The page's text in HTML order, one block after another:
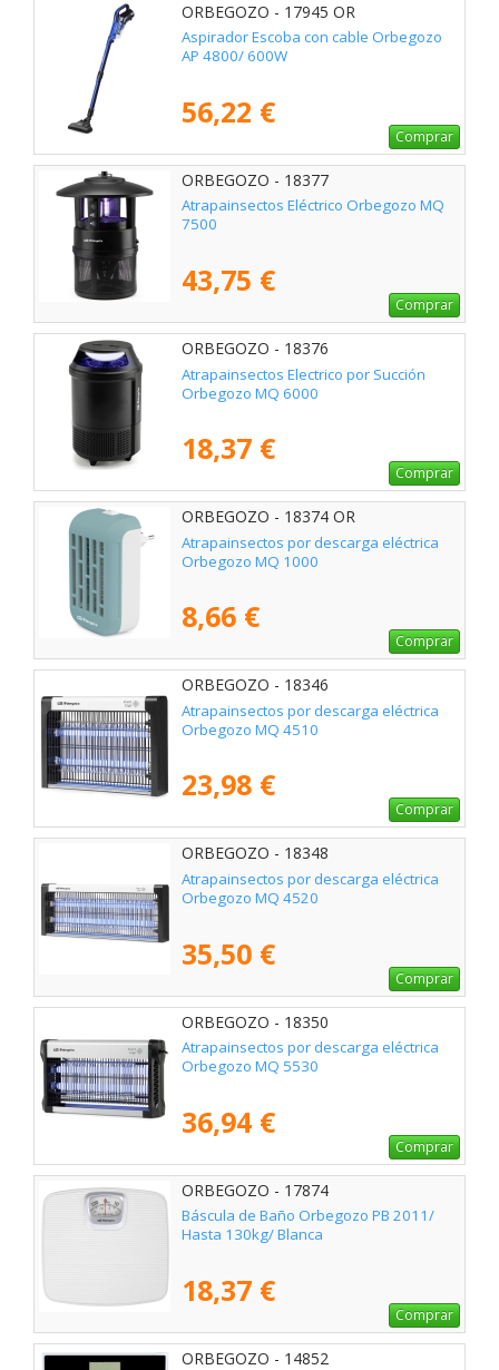
ORBEGOZO - 17945 OR
Aspirador Escoba con cable Orbegozo
AP 4800/ 600W
56,22 €
Comprar
ORBEGOZO - 18377
Atrapainsectos Eléctrico Orbegozo MQ
7500
43,75 €
Comprar
ORBEGOZO - 18376
Atrapainsectos Electrico por Succión
Orbegozo MQ 6000
18,37 €
Comprar
ORBEGOZO - 18374 OR
Atrapainsectos por descarga eléctrica
Orbegozo MQ 1000
8,66 €
Comprar
ORBEGOZO - 18346
Atrapainsectos por descarga eléctrica
Orbegozo MQ 4510
23,98 €
Comprar
ORBEGOZO - 18348
Atrapainsectos por descarga eléctrica
Orbegozo MQ 4520
35,50 €
Comprar
ORBEGOZO - 18350
Atrapainsectos por descarga eléctrica
Orbegozo MQ 5530
36,94 €
Comprar
ORBEGOZO - 17874
Báscula de Baño Orbegozo PB 2011/
Hasta 130kg/ Blanca
18,37 €
Comprar
ORBEGOZO - 14852